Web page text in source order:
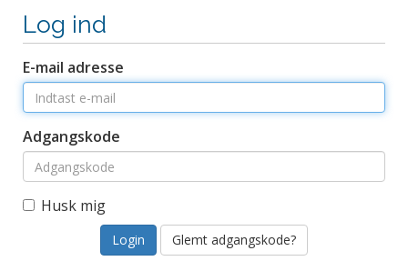
Log ind
E-mail adresse
Adgangskode
Husk mig
Glemt adgangskode?